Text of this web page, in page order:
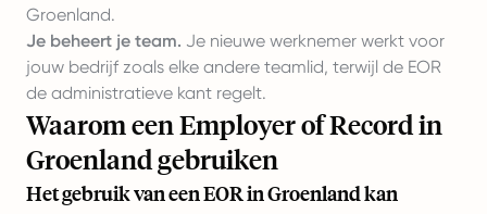
Groenland.
Je beheert je team. Je nieuwe werknemer werkt voor
jouw bedrijf zoals elke andere teamlid, terwijl de EOR
de administratieve kant regelt.
Waarom een Employer of Record in
Groenland gebruiken
Het gebruik van een EOR in Groenland kan